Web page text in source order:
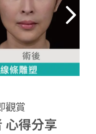
觀賞
心得分享